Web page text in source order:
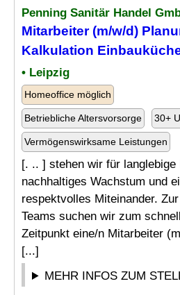
Penning Sanitär Handel
Mitarbeiter (m/w/d)
Kalkulation
• Leipzig
Homeoffice möglich
Betriebliche Altersvorsorge 30+
Vermögenswirksame Leistungen
[. .. ] stehen wir für langlebige
nachhaltiges Wachstum und
respektvolles Miteinander.
Teams suchen wir zum
Zeitpunkt eine/n Mitarbeiter
[...]
MEHR INFOS ZUM